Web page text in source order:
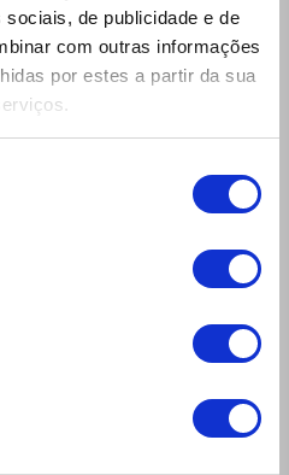
de publicidade e de
com outras informações
por estes a partir da sua